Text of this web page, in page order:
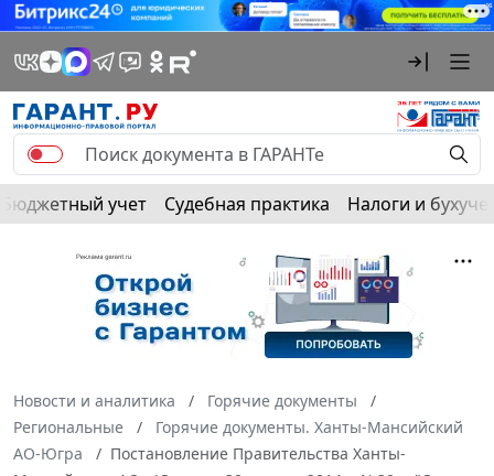
Бюджетный учет Судебная практика Налоги и
Новости и аналитика
Горячие документы
Региональные
Горячие документы. Ханты-Мансийский
АО-Югра
Постановление Правительства Ханты-